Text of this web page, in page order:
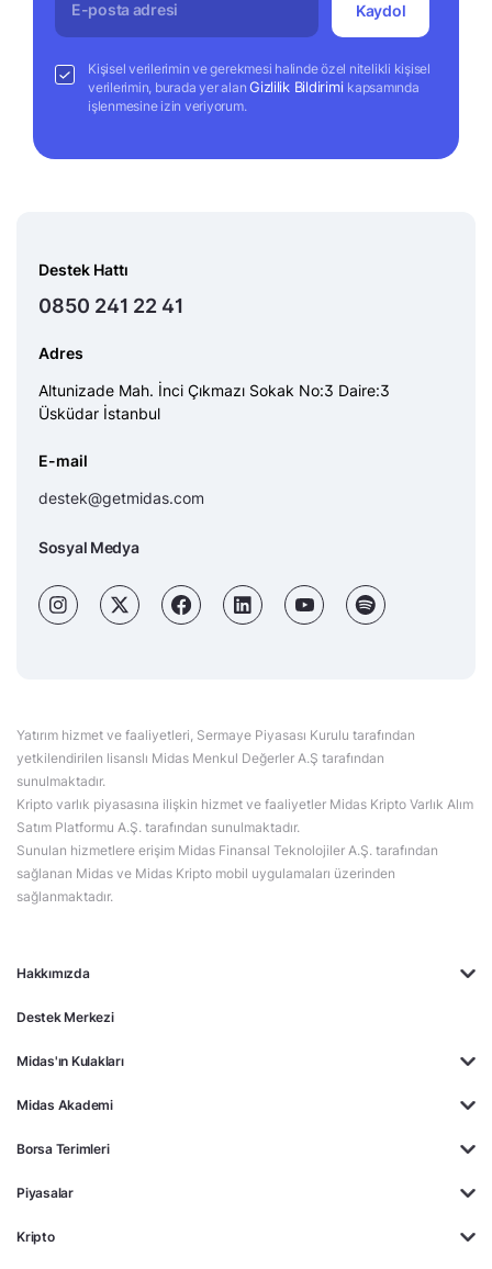
Kaydol
Kişisel verilerimin ve gerekmesi halinde özel nitelikli kişisel
verilerimin, burada yer alanGizlilik Bildirimi kapsamında
işlenmesine izin veriyorum.
Hakkımızda
Destek Merkezi
Midas'ın Kulakları
Midas Akademi
Borsa Terimleri
Piyasalar
Kripto
Destek Hattı
0850 241 22 41
Adres
Altunizade Mah. İnci Çıkmazı Sokak No:3 Daire:3
Üsküdar İstanbul
E-mail
destek@getmidas.com
Sosyal Medya
Yatırım hizmet ve faaliyetleri, Sermaye Piyasası Kurulu tarafından
yetkilendirilen lisanslı Midas Menkul Değerler A.Ş tarafından
sunulmaktadır.
Kripto varlık piyasasına ilişkin hizmet ve faaliyetler Midas Kripto Varlık Alım
Satım Platformu A.Ş. tarafından sunulmaktadır.
Sunulan hizmetlere erişim Midas Finansal Teknolojiler A.Ş. tarafından
sağlanan Midas ve Midas Kripto mobil uygulamaları üzerinden
sağlanmaktadır.